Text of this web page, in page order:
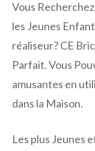
Vous
les Jeunes
réaliseur? CE
Parfait. Vous
amusantes en
dans la Maison.
Les plus Jeunes